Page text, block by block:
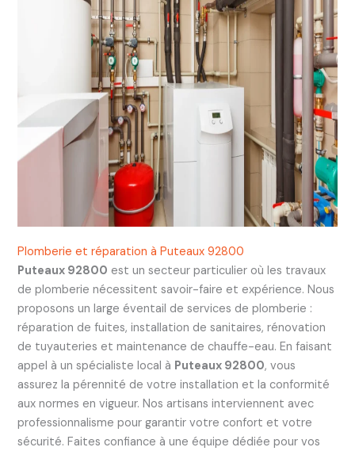
Plomberie et réparation à Puteaux 92800
Puteaux 92800 est un secteur particulier où les travaux
de plomberie nécessitent savoir-faire et expérience. Nous
proposons un large éventail de services de plomberie :
réparation de fuites, installation de sanitaires, rénovation
de tuyauteries et maintenance de chauffe-eau. En faisant
appel à un spécialiste local à Puteaux 92800, vous
assurez la pérennité de votre installation et la conformité
aux normes en vigueur. Nos artisans interviennent avec
professionnalisme pour garantir votre confort et votre
sécurité. Faites confiance à une équipe dédiée pour vos